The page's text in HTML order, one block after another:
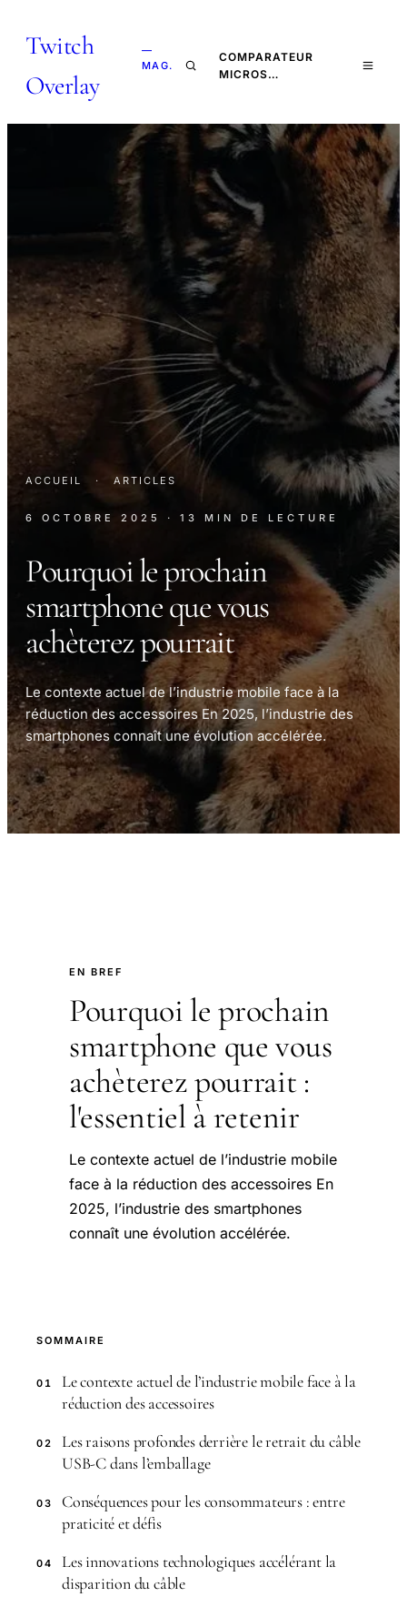
Twitch
Overlay
—
MAG.
COMPARATEUR
MICROS…
ACCUEIL · ARTICLES
6 OCTOBRE 2025 · 13 MIN DE LECTURE
Pourquoi le prochain
smartphone que vous
achèterez pourrait
Le contexte actuel de l’industrie mobile face à la
réduction des accessoires En 2025, l’industrie des
smartphones connaît une évolution accélérée.
EN BREF
Pourquoi le prochain
smartphone que vous
achèterez pourrait :
l'essentiel à retenir
Le contexte actuel de l’industrie mobile
face à la réduction des accessoires En
2025, l’industrie des smartphones
connaît une évolution accélérée.
SOMMAIRE
01
Le contexte actuel de l’industrie mobile face à la
réduction des accessoires
02
Les raisons profondes derrière le retrait du câble
USB-C dans l’emballage
03
Conséquences pour les consommateurs : entre
praticité et défis
04
Les innovations technologiques accélérant la
disparition du câble